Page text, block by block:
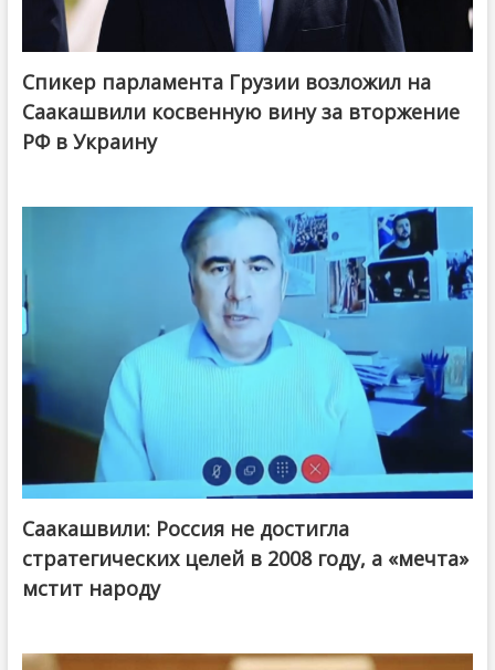
Спикер парламента Грузии возложил на
Саакашвили косвенную вину за вторжение
РФ в Украину
Саакашвили: Россия не достигла
стратегических целей в 2008 году, а «мечта»
мстит народу